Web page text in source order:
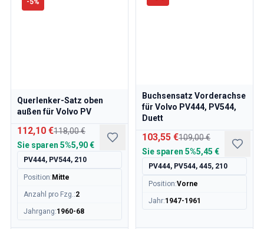
-5%
Querlenker-Satz oben
außen für Volvo PV
112,10 €118,00 €
Sie sparen 5%5,90 €
PV444, PV544, 210
Position: Mitte
Anzahl pro Fzg.:2
Jahrgang:1960-68
Buchsensatz Vorderachse
für Volvo PV444, PV544,
Duett
103,55 €109,00 €
Sie sparen 5%5,45 €
PV444, PV544, 445, 210
Position:Vorne
Jahr:1947-1961